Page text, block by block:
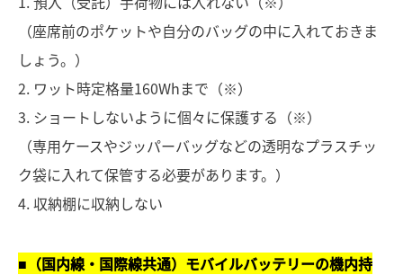
（座席前のポケットや自分のバッグの中に入れておきま
しょう。）
2. ワット時定格量160Whまで（※）
3. ショートしないように個々に保護する（※）
（専用ケースやジッパーバッグなどの透明なプラスチッ
ク袋に入れて保管する必要があります。）
4. 収納棚に収納しない
■（国内線・国際線共通）モバイルバッテリーの機内持